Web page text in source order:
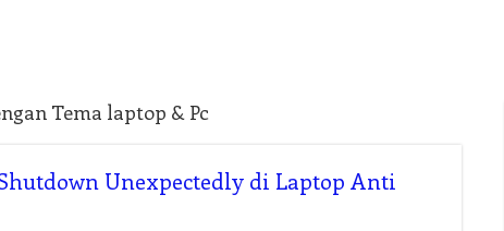
Tema laptop & Pc
Unexpectedly di Laptop Anti